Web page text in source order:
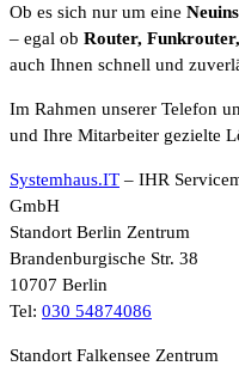
Ob es sich nur um eine
– egal ob Router,
auch Ihnen schnell und
Im Rahmen unserer Telefon
und Ihre Mitarbeiter gezielte
Systemhaus.IT – IHR
GmbH
Standort Berlin Zentrum
Brandenburgische Str. 38
10707 Berlin
Tel: 030 54874086
Standort Falkensee Zentrum